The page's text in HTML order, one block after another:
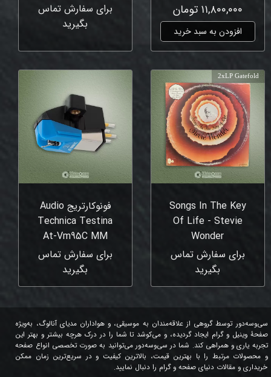
۱۱,۸۰۰,۰۰۰ تومان
افزودن به سبد خرید
برای سفارش تماس
بگیرید
Songs In The Key
Of Life - Stevie
Wonder
برای سفارش تماس
بگیرید
2xLP Gatefold
فونوکارتریج Audio
Technica Testina
At-Vm95C MM
برای سفارش تماس
بگیرید
سی‌وسه‌دور توسط گروهی از علاقه‌مندان به موسیقی، و هواداران مدیای آنالوگ، به‌ویژه
صفحۀ وینیل و گرام ایجاد گردیده، و می‌کوشد تا شما را در درک هرچه بیشتر و بهتر این
تجربه یاری و همراهی کند. شما در سی‌وسه‌دور می‌توانید به صورت تخصصی انواع صفحه
و محصولات مرتبط را با بهترین قیمت، بالاترین کیفیت و در سریع‌ترین زمان ممکن
خریداری و مقالات دنیای صفحه و گرام را دنبال نمایید.